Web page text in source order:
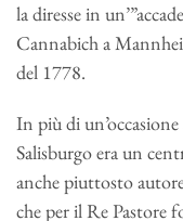
la diresse in
Cannabich a
del 1778.
In più di
Salisburgo era un
anche piuttosto
che per il Re Pastore